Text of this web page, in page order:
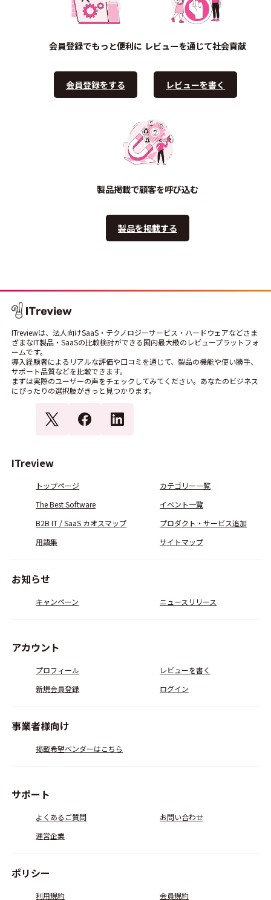
会員登録でもっと便利に
会員登録をする
レビューを通じて社会貢献
レビューを書く
製品掲載で顧客を呼び込む
製品を掲載する
ITreviewは、法人向けSaaS・テクノロジーサービス・ハードウェアなどさま
ざまなIT製品・SaaSの比較検討ができる国内最大級のレビュープラットフォ
ームです。
導入経験者によるリアルな評価や口コミを通じて、製品の機能や使い勝手、
サポート品質などを比較できます。
まずは実際のユーザーの声をチェックしてみてください。あなたのビジネス
にぴったりの選択肢がきっと見つかります。
ITreview
トップページ
カテゴリー一覧
The Best Software
イベント一覧
B2B IT / SaaS カオスマップ
プロダクト・サービス追加
用語集
サイトマップ
お知らせ
キャンペーン ニュースリリース
アカウント
プロフィール
レビューを書く
新規会員登録
ログイン
事業者様向け
掲載希望ベンダーはこちら
サポート
よくあるご質問
お問い合わせ
運営企業
ポリシー
利用規約 会員規約